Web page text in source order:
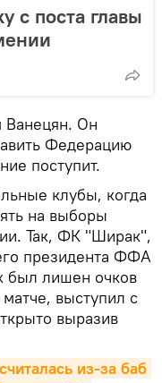
с поста главы
Ванецян. Он
Федерацию
поступит.
клубы, когда
на выборы
Так, ФК "Ширак",
президента ФФА
был лишен очков
выступил с
выразив
из-за баб